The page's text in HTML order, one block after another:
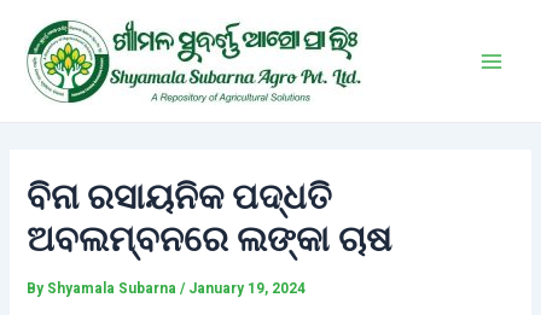
content
ବିନା ରସାୟନିକ ପଦ୍ଧତି
ଅବଲମ୍ବନରେ ଲଙ୍କା ଚାଷ
By Shyamala Subarna/ January 19, 2024
navigation